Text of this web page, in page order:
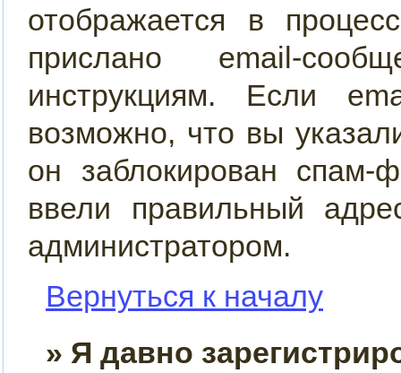
отображается в
прислано email-
инструкциям. Если
возможно, что вы
он заблокирован
ввели правильный
администратором.
Вернуться к началу
» Я давно